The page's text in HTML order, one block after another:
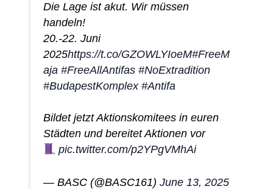
Die Lage ist akut. Wir müssen
handeln!
20.-22. Juni
2025https://t.co/GZOWLYIoeM#FreeM
aja #FreeAllAntifas #NoExtradition
#BudapestKomplex #Antifa
Bildet jetzt Aktionskomitees in euren
Städten und bereitet Aktionen vor
pic.twitter.com/p2YPgVMhAi
— BASC (@BASC161)June 13, 2025